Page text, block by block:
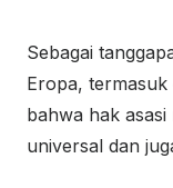
Sebagai
Eropa,
bahwa hak
universal dan